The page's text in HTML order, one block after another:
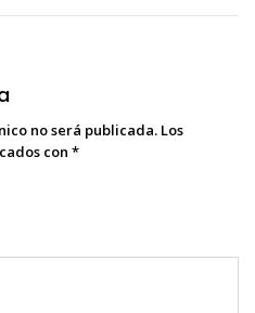
no será publicada. Los
con *